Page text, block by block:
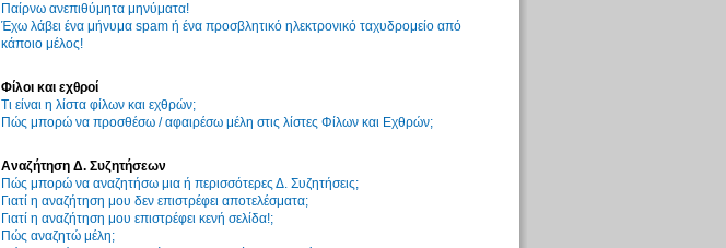
Παίρνω ανεπιθύμητα μηνύματα!
Έχω λάβει ένα μήνυμα spam ή ένα προσβλητικό ηλεκτρονικό ταχυδρομείο από
κάποιο μέλος!
Φίλοι και εχθροί
Τι είναι η λίστα φίλων και εχθρών;
Πώς μπορώ να προσθέσω / αφαιρέσω μέλη στις λίστες Φίλων και Εχθρών;
Αναζήτηση Δ. Συζητήσεων
Πώς μπορώ να αναζητήσω μια ή περισσότερες Δ. Συζητήσεις;
Γιατί η αναζήτηση μου δεν επιστρέφει αποτελέσματα;
Γιατί η αναζήτηση μου επιστρέφει κενή σελίδα!;
Πώς αναζητώ μέλη;